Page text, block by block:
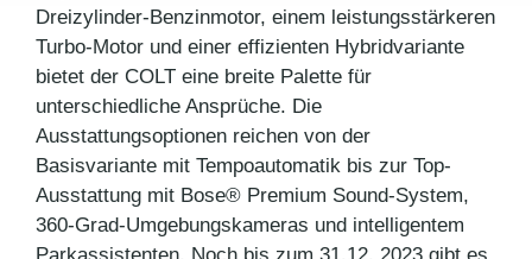
Dreizylinder-Benzinmotor, einem leistungsstärkeren
Turbo-Motor und einer effizienten Hybridvariante
bietet der COLT eine breite Palette für
unterschiedliche Ansprüche. Die
Ausstattungsoptionen reichen von der
Basisvariante mit Tempoautomatik bis zur Top-
Ausstattung mit Bose® Premium Sound-System,
360-Grad-Umgebungskameras und intelligentem